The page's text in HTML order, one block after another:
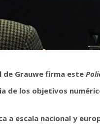
de Grauwe firma este
de los objetivos
a escala nacional y